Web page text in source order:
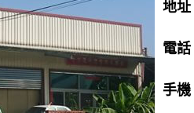
地址
電話
手機